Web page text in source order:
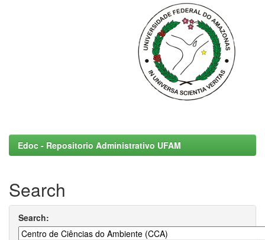
Edoc - Repositorio Administrativo UFAM
Search
Search: